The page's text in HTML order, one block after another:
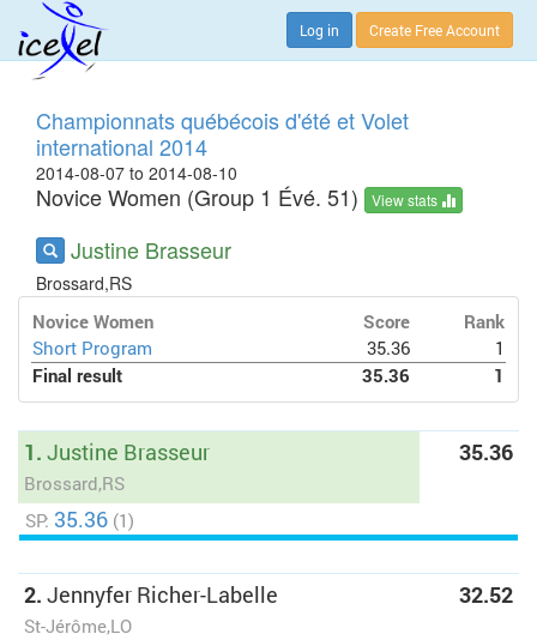
Log in Create Free Account
Championnats québécois d'été et Volet
international 2014
2014-08-07 to 2014-08-10
Novice Women (Group 1 Évé. 51) View stats
Justine Brasseur
Brossard,RS
Novice Women Score
Rank
Short Program
35.36
1
Final result
35.36 1
1. Justine Brasseur
Brossard,RS
35.36
SP: 35.36 (1)
2. Jennyfer Richer-Labelle
St-Jérôme,LO
32.52